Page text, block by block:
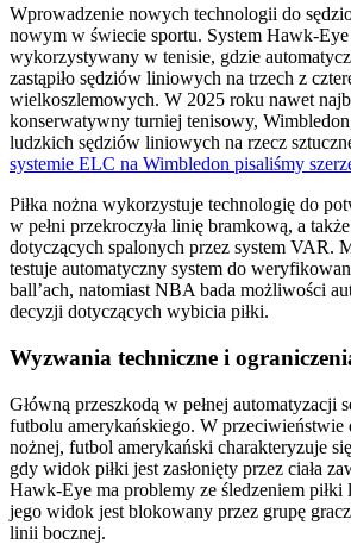
Wprowadzenie nowych technologii do
nowym w świecie sportu. System Hawk-
wykorzystywany w tenisie, gdzie
zastąpiło sędziów liniowych na trzech z
wielkoszlemowych. W 2025 roku nawet
konserwatywny turniej tenisowy,
ludzkich sędziów liniowych na rzecz
systemie ELC na Wimbledon pisaliśmy
Piłka nożna wykorzystuje technologię do
w pełni przekroczyła linię bramkową, a
dotyczących spalonych przez system VAR.
testuje automatyczny system do
ball’ach, natomiast NBA bada możliwości
decyzji dotyczących wybicia piłki.
Wyzwania techniczne i
Główną przeszkodą w pełnej automatyzacji
futbolu amerykańskiego. W przeciwieństwie
nożnej, futbol amerykański charakteryzuje
gdy widok piłki jest zasłonięty przez ciała
Hawk-Eye ma problemy ze śledzeniem
jego widok jest blokowany przez grupę
linii bocznej.